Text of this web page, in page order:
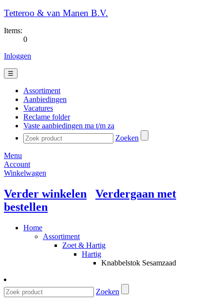
Tetteroo & van Manen B.V.
Items:
0
Inloggen
☰
Assortiment
Aanbiedingen
Vacatures
Reclame folder
Vaste aanbiedingen ma t/m za
Zoeken
Menu
Account
Winkelwagen
Verder winkelen
Verdergaan met
bestellen
Home
Assortiment
Zoet & Hartig
Hartig
Knabbelstok Sesamzaad
Zoeken